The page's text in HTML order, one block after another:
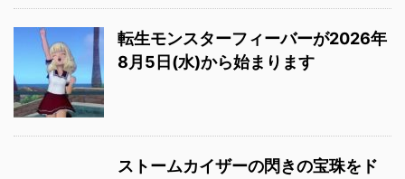
転生モンスターフィーバーが2026年
8月5日(水)から始まります
ストームカイザーの閃きの宝珠をド